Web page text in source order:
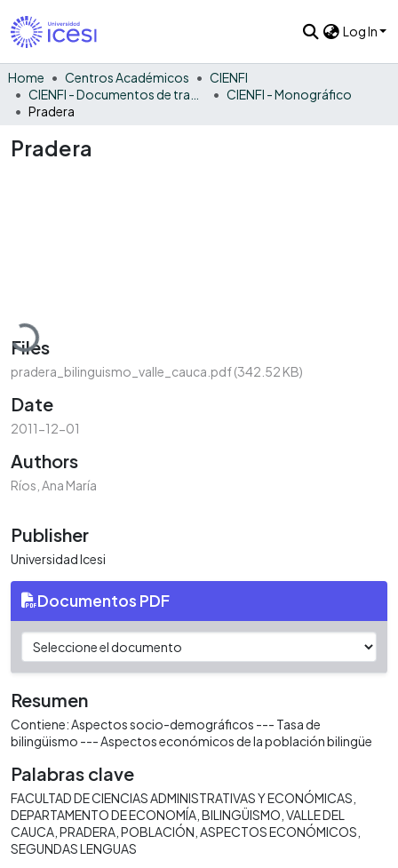
Log In
Home Centros Académicos
CIENFI
CIENFI - Monográfico
Pradera
Pradera
Loading...
Files
pradera_bilinguismo_valle_cauca.pdf(342.52 KB)
Date
2011-12-01
Authors
Ríos, Ana María
Publisher
Universidad Icesi
Documentos PDF
Resumen
Contiene: Aspectos socio-demográficos --- Tasa de
bilingüismo --- Aspectos económicos de la población bilingüe
Palabras clave
FACULTAD DE CIENCIAS ADMINISTRATIVAS Y ECONÓMICAS
DEPARTAMENTO DE ECONOMÍA BILINGÜISMO VALLE DEL
CAUCA PRADERA POBLACIÓN ASPECTOS ECONÓMICOS
SEGUNDAS LENGUAS